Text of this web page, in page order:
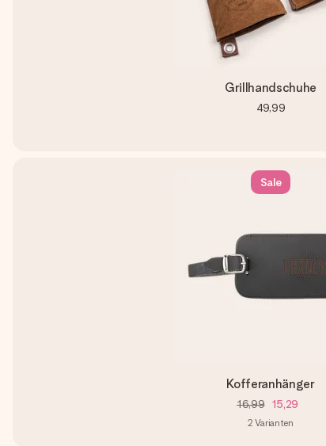
Grillhandschuhe
49,99
Sale
Kofferanhänger
16,99 15,29
2 Varianten